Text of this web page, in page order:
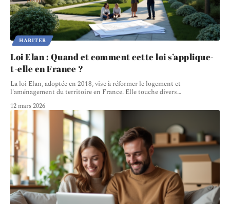
HABITER
Loi Elan : Quand et comment cette loi s’applique-
t-elle en France ?
La loi Elan, adoptée en 2018, vise à réformer le logement et
l'aménagement du territoire en France. Elle touche divers…
12 mars 2026